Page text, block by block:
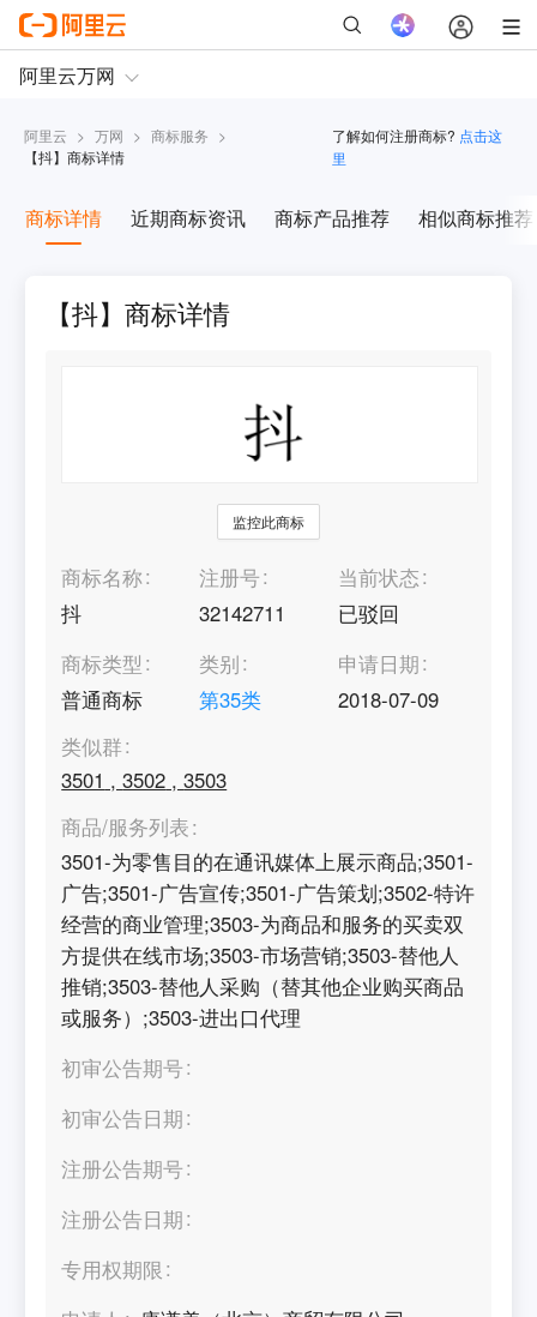
阿里云 > 万网 > 商标服务 >
【抖】商标详情
了解如何注册商标? 点击这
里
商标详情 近期商标资讯 商标产品推荐 相似商标推荐
【抖】商标详情
监控此商标
商标名称
抖
注册号
32142711
当前状态
已驳回
商标类型
普通商标
类别
第35类
申请日期
2018-07-09
类似群
3501 ,3502 ,3503
商品/服务列表
3501-为零售目的在通讯媒体上展示商品;3501-
广告;3501-广告宣传;3501-广告策划;3502-特许
经营的商业管理;3503-为商品和服务的买卖双
方提供在线市场;3503-市场营销;3503-替他人
推销;3503-替他人采购（替其他企业购买商品
或服务）;3503-进出口代理
初审公告期号
初审公告日期
注册公告期号
注册公告日期
专用权期限